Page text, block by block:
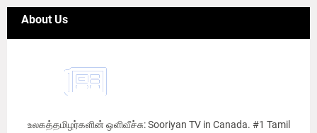
About Us
உலகத்தமிழர்களின் ஒளிவீச்சு: Sooriyan TV in Canada. #1 Tamil